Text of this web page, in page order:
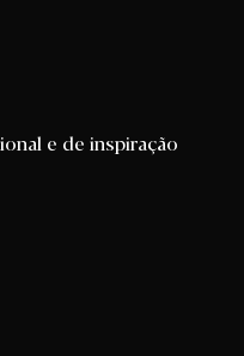
e de inspiração